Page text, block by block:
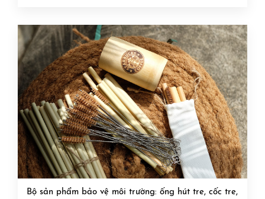
Bộ sản phẩm bảo vệ môi trường: ống hút tre, cốc tre,